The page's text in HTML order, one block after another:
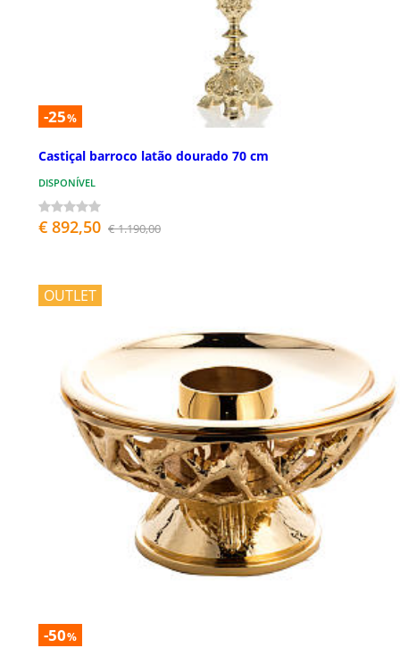
-25%
Castiçal barroco latão dourado 70 cm
DISPONÍVEL
€ 892,50 € 1.190,00
OUTLET
-50%